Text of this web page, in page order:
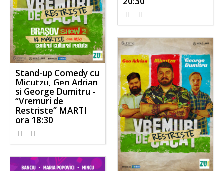
Stand-up Comedy cu
Micutzu, Geo Adrian
si George Dumitru -
“Vremuri de
Restriste” MARTI
ora 18:30